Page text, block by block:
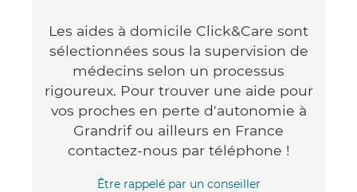
Les aides à domicile Click&Care sont
sélectionnées sous la supervision de
médecins selon un processus
rigoureux. Pour trouver une aide pour
vos proches en perte d'autonomie à
Grandrif ou ailleurs en France
contactez-nous par téléphone !
Être rappelé par un conseiller